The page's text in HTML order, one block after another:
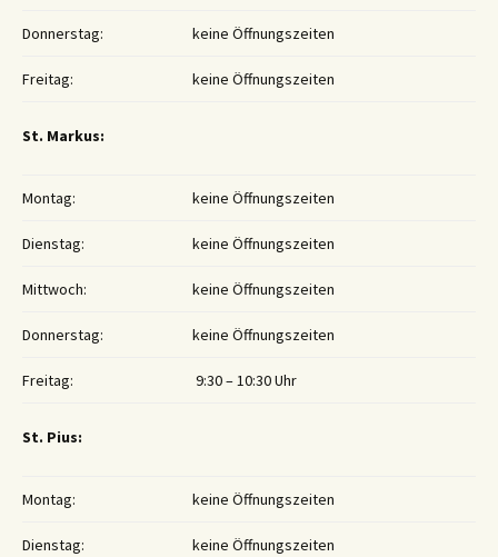
Donnerstag: keine Öffnungszeiten
Freitag: keine Öffnungszeiten
St. Markus:
Montag: keine Öffnungszeiten
Dienstag: keine Öffnungszeiten
Mittwoch: keine Öffnungszeiten
Donnerstag: keine Öffnungszeiten
Freitag: 9:30 – 10:30 Uhr
St. Pius:
Montag: keine Öffnungszeiten
Dienstag: keine Öffnungszeiten